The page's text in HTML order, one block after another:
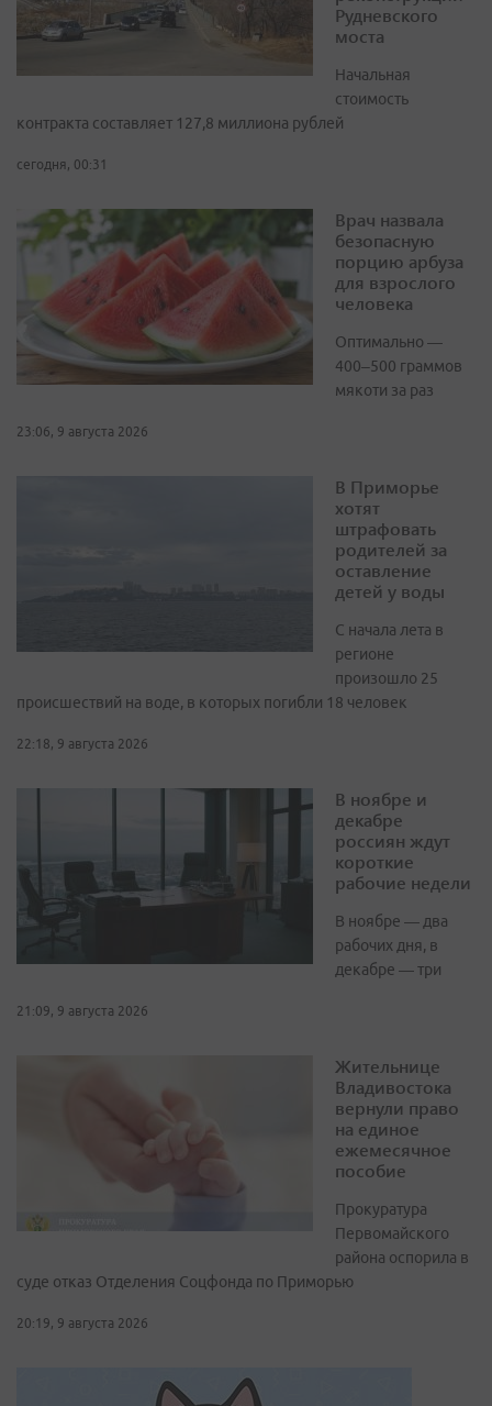
Рудневского
моста
Начальная
стоимость
контракта составляет 127,8 миллиона рублей
сегодня, 00:31
Врач назвала
безопасную
порцию арбуза
для взрослого
человека
Оптимально —
400–500 граммов
мякоти за раз
23:06, 9 августа 2026
В Приморье
хотят
штрафовать
родителей за
оставление
детей у воды
С начала лета в
регионе
произошло 25
происшествий на воде, в которых погибли 18 человек
22:18, 9 августа 2026
В ноябре и
декабре
россиян ждут
короткие
рабочие недели
В ноябре — два
рабочих дня, в
декабре — три
21:09, 9 августа 2026
Жительнице
Владивостока
вернули право
на единое
ежемесячное
пособие
Прокуратура
Первомайского
района оспорила в
суде отказ Отделения Соцфонда по Приморью
20:19, 9 августа 2026